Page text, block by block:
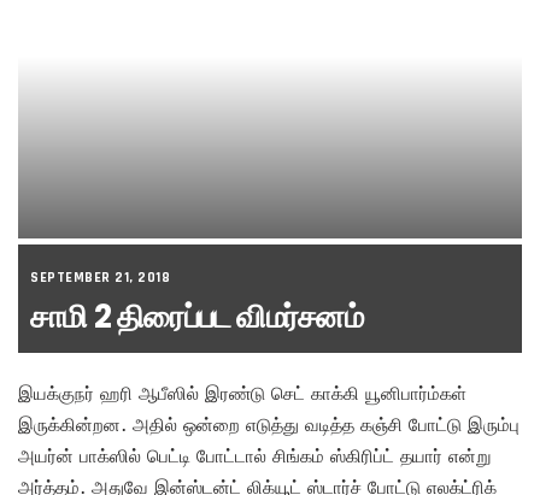
SEPTEMBER 21, 2018
சாமி 2 திரைப்பட விமர்சனம்
இயக்குநர் ஹரி ஆபீஸில் இரண்டு செட் காக்கி யூனிபார்ம்கள்
இருக்கின்றன. அதில் ஒன்றை எடுத்து வடித்த கஞ்சி போட்டு இரும்பு
அயர்ன் பாக்ஸில் பெட்டி போட்டால் சிங்கம் ஸ்கிரிப்ட் தயார் என்று
அர்த்தம். அதுவே இன்ஸ்டன்ட் லிக்யூட் ஸ்டார்ச் போட்டு எலக்ட்ரிக்